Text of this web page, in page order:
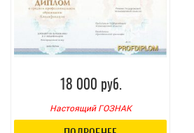
18 000 руб.
Настоящий ГОЗНАК